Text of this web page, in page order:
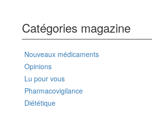
Catégories magazine
Nouveaux médicaments
Opinions
Lu pour vous
Pharmacovigilance
Diététique